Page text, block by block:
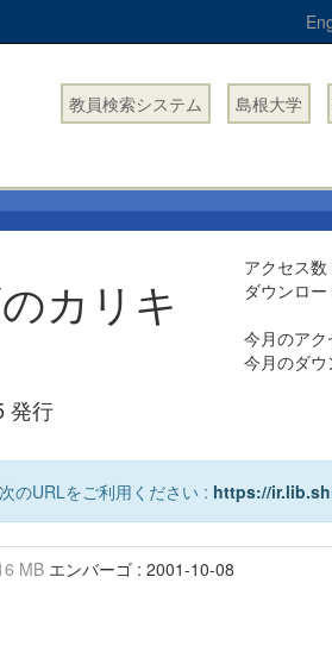
教員検索システム 島根大学
カリキ
発行
アクセス
ダウンロ
今月のア
今月のダ
のURLをご利用ください : https://
MB エンバーゴ : 2001-10-08